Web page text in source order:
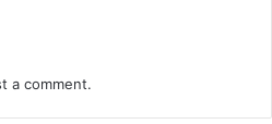
a comment.